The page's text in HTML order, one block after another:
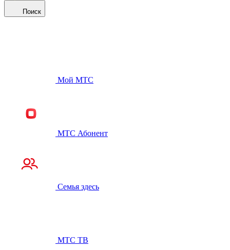
Поиск
Мой МТС
МТС Абонент
Семья здесь
МТС ТВ